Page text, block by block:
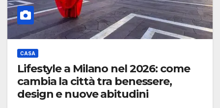
CASA
Lifestyle a Milano nel 2026: come
cambia la città tra benessere,
design e nuove abitudini